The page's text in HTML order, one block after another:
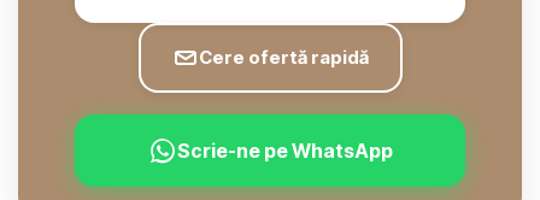
Cere ofertă rapidă
Scrie-ne pe WhatsApp